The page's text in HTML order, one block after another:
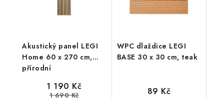
Akustický panel LEGI
Home 60 x 270 cm,
přírodní
1 190 Kč
1 690 Kč
WPC dlaždice LEGI
BASE 30 x 30 cm, teak
89 Kč